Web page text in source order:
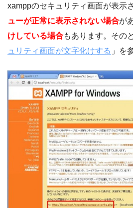
xamppのセキュリティ画面が表示
ューが正常に表示されない場合が
けしている場合もあります。その
ュリティ画面が文字化けする 」を